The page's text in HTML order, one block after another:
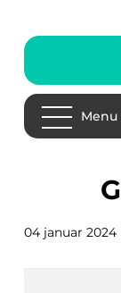
Menu
04 januar 2024